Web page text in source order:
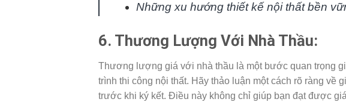
Những xu hướng thiết kế nội thất bền
6. Thương Lượng Với Nhà Thầu:
Thương lượng giá với nhà thầu là một bước quan trọng
trình thi công nội thất. Hãy thảo luận một cách rõ ràng về
trước khi ký kết. Điều này không chỉ giúp bạn đạt được